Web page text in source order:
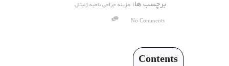
برچسب ها: هزینه جراحی ناحیه ژنیتال
No Comments
Contents